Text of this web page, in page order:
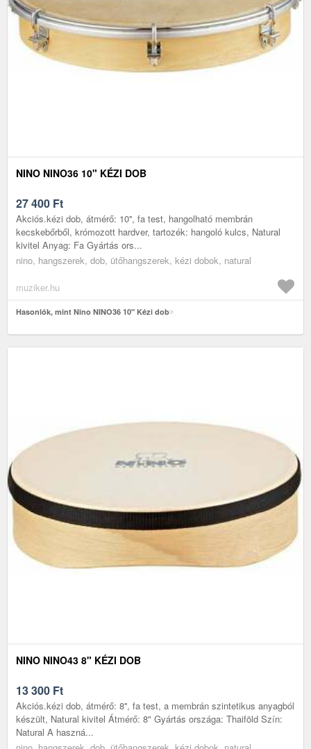
NINO NINO36 10" KÉZI DOB
27 400 Ft
Akciós.kézi dob, átmérő: 10'', fa test, hangolható membrán
kecskebőrből, krómozott hardver, tartozék: hangoló kulcs, Natural
kivitel Anyag: Fa Gyártás ors...
nino, hangszerek, dob, ütőhangszerek, kézi dobok, natural
muziker.hu
Hasonlók, mint Nino NINO36 10" Kézi dob
NINO NINO43 8" KÉZI DOB
13 300 Ft
Akciós.kézi dob, átmérő: 8'', fa test, a membrán szintetikus anyagból
készült, Natural kivitel Átmérő: 8" Gyártás országa: Thaiföld Szín:
Natural A haszná...